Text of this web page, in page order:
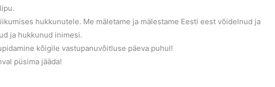
hukkunutele. Me mäletame ja mälestame Eesti eest võidelnud ja
ja hukkunud inimesi.
kõigile vastupanuvõitluse päeva puhul!
püsima jääda!